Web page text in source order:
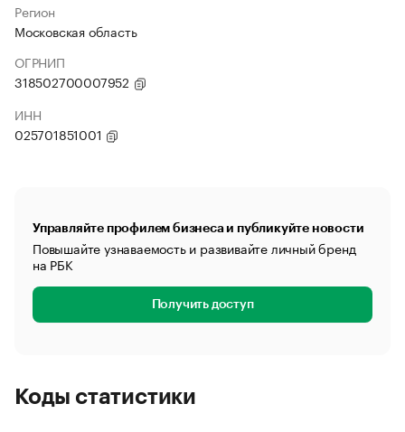
Регион
Московская область
ОГРНИП
318502700007952
ИНН
025701851001
Управляйте профилем бизнеса и публикуйте новости
Повышайте узнаваемость и развивайте личный бренд
на РБК
Получить доступ
Коды статистики